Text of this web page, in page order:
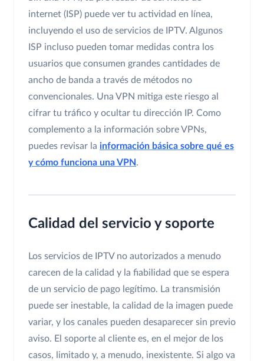
internet (ISP) puede ver tu actividad en línea,
incluyendo el uso de servicios de IPTV. Algunos
ISP incluso pueden tomar medidas contra los
usuarios que consumen grandes cantidades de
ancho de banda a través de métodos no
convencionales. Una VPN mitiga este riesgo al
cifrar tu tráfico y ocultar tu dirección IP. Como
complemento a la información sobre VPNs,
puedes revisar la información básica sobre qué es
y cómo funciona una VPN.
Calidad del servicio y soporte
Los servicios de IPTV no autorizados a menudo
carecen de la calidad y la fiabilidad que se espera
de un servicio de pago legítimo. La transmisión
puede ser inestable, la calidad de la imagen puede
variar, y los canales pueden desaparecer sin previo
aviso. El soporte al cliente es, en el mejor de los
casos, limitado y, a menudo, inexistente. Si algo va